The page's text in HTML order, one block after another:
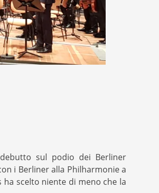
sul podio dei Berliner
i Berliner alla Philharmonie a
scelto niente di meno che la